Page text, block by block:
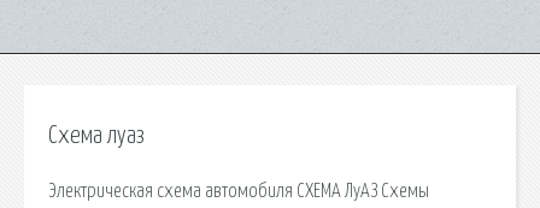
Схема луаз
Электрическая схема автомобиля СХЕМА ЛуАЗ Схемы